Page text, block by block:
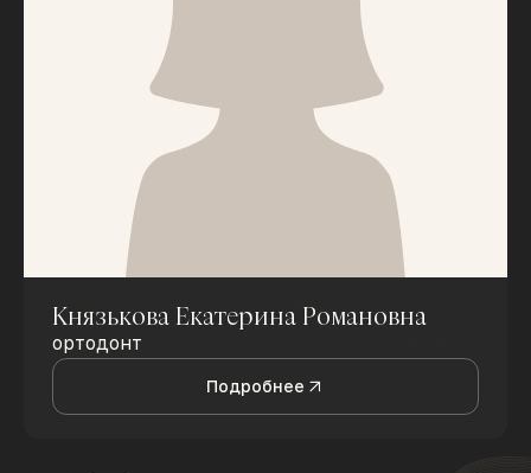
Князькова Екатерина Романовна
ортодонт
Подробнее